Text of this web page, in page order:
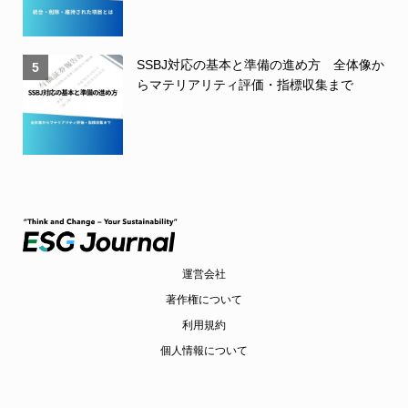
5
SSBJ対応の基本と準備の進め方 全体像か
らマテリアリティ評価・指標収集まで
運営会社
著作権について
利用規約
個人情報について